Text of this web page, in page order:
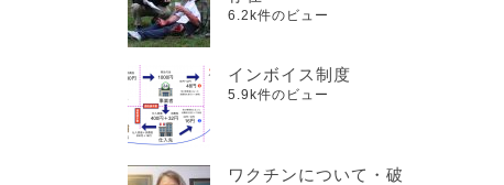
6.2k件のビュー
インボイス制度
5.9k件のビュー
ワクチンについて・破